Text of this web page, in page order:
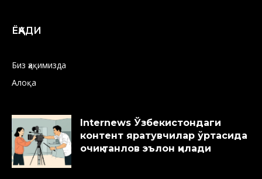
ЁҚАДИ
Биз ҳақимизда
Алоқа
Internews Ўзбекистондаги
контент яратувчилар ўртасида
очиқ танлов эълон қилади